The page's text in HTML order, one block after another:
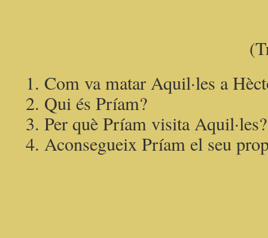
Com va matar Aquil·les a
Qui és Príam?
Per què Príam visita Aquil·les?
Aconsegueix Príam el seu